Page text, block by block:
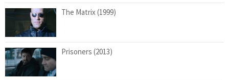
The Matrix (1999)
Prisoners (2013)